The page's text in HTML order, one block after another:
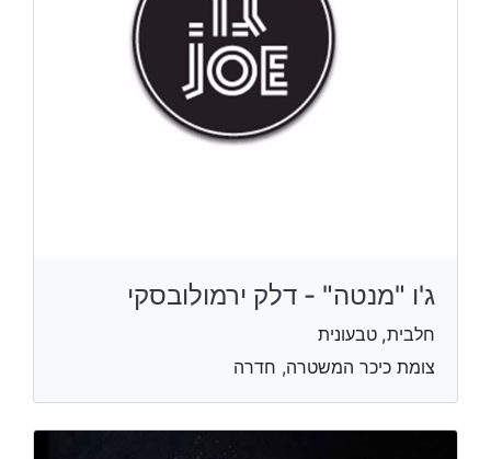
ג'ו "מנטה" - דלק ירמולובסקי
חלבית, טבעונית
צומת כיכר המשטרה, חדרה